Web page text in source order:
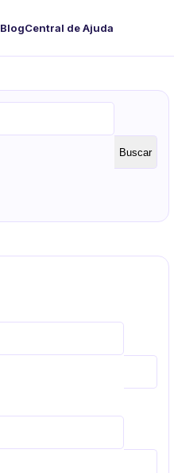
BlogCentral de Ajuda
Buscar